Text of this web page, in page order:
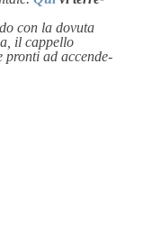
con la dovu­ta
il cap­pel­lo
pron­ti ad accen­de­